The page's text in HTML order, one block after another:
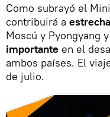
Como subrayó el
contribuirá a
Moscú y Pyongyang y
importante en el
ambos países. El
de julio.